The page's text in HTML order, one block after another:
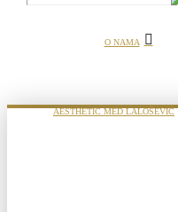
O NAMA
AESTHETIC MED LALOŠEVIĆ